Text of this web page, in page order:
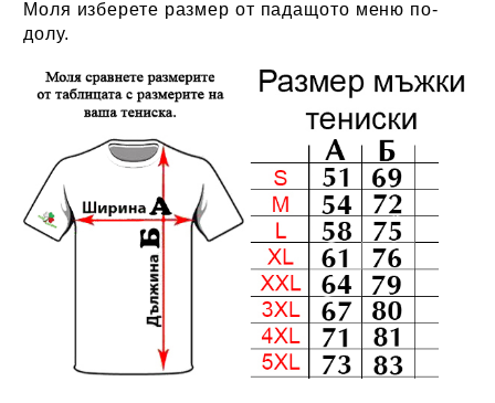
Моля изберете размер от падащото меню по-
долу.